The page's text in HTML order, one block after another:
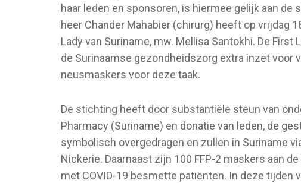
haar leden en sponsoren, is hiermee gelijk aan de
heer Chander Mahabier (chirurg) heeft op vrijdag
Lady van Suriname, mw. Mellisa Santokhi. De
de Surinaamse gezondheidszorg extra inzet voor
neusmaskers voor deze taak.
De stichting heeft door substantiële steun van
Pharmacy (Suriname) en donatie van leden, de
symbolisch overgedragen en zullen in Suriname
Nickerie. Daarnaast zijn 100 FFP-2 maskers aan
met COVID-19 besmette patiënten. In deze tijden